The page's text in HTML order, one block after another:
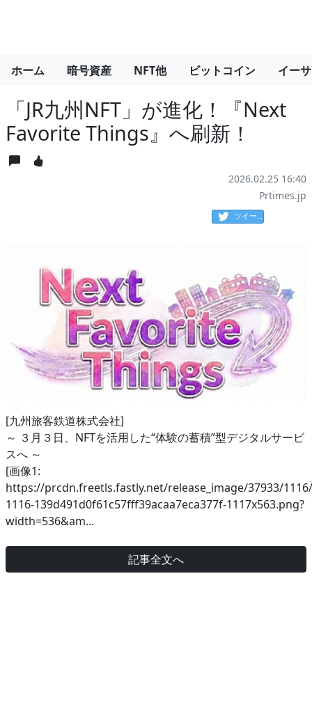
ホーム 暗号資産 NFT他 ビットコイン イー
「JR九州NFT」が進化！『Next
Favorite Things』へ刷新！
2026.02.25 16:40
Prtimes.jp
ツイート
[九州旅客鉄道株式会社]
～ ３月３日、NFTを活用した“体験の蓄積”型デジタルサービ
スへ ～
[画像1:
https://prcdn.freetls.fastly.net/release_image/37933/
1116-139d491d0f61c57fff39acaa7eca377f-1117x563.png?
width=536&am...
記事全文へ